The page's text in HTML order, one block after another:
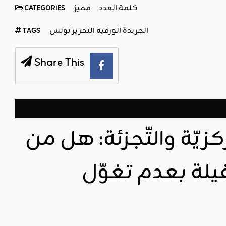
CATEGORIES كلمة العدد مميز
TAGS الجريدة الورقية التحرير تونس
Share This
والتّجزئة: هل من
بعدم تغوّل